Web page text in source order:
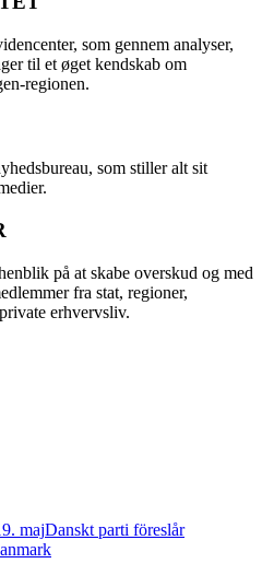
som gennem analyser,
til et øget kendskab om
regionen.
som stiller alt sit
på at skabe overskud og med
fra stat, regioner,
erhvervsliv.
majDanskt parti föreslår